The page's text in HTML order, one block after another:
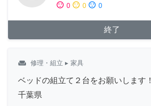
sentiment_satisfied 0 sentiment_neutral 0 sentiment_dissatisfied 0
終了
weekend 修理・組立 ▸ 家具
ベッドの組立て２台をお願いします！
千葉県